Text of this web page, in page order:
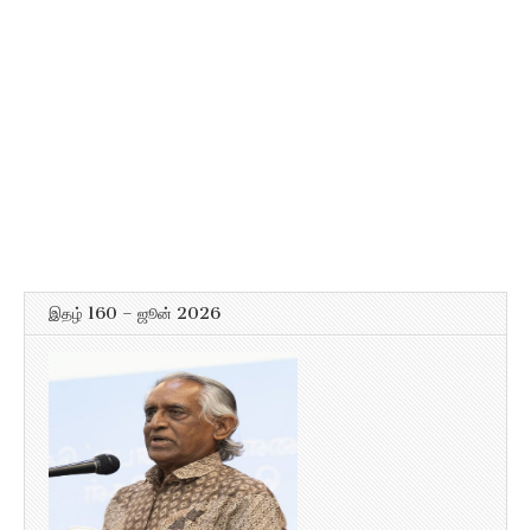
இதழ் 160 – ஜூன் 2026